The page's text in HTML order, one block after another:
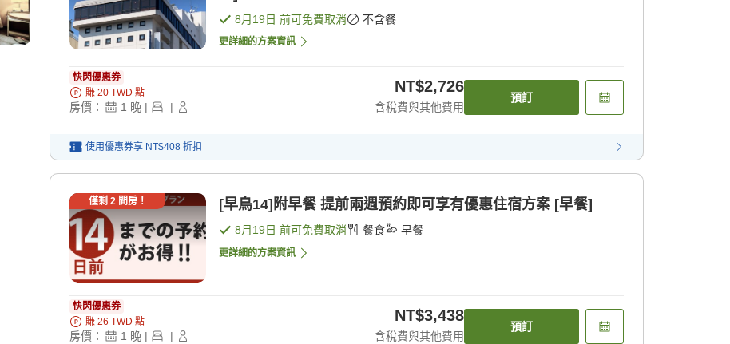
8月19日 前可免費取消 不含餐
更詳細的方案資訊
快閃優惠券
賺 20 TWD 點
房價： 1 晚 | |
NT$2,726
含稅費與其他費用
預訂
使用優惠券享 NT$408 折扣
僅剩 2間房！ [早鳥14]附早餐 提前兩週預約即可享有優惠住宿方案 [早餐]
8月19日 前可免費取消 餐食 早餐
更詳細的方案資訊
快閃優惠券
賺 26 TWD 點
房價： 1 晚 | |
NT$3,438
含稅費與其他費用
預訂